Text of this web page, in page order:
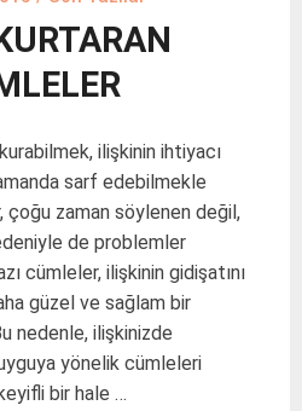
ilişkinin ihtiyacı
sarf edebilmekle
çoğu zaman söylenen değil,
de problemler
cümleler, ilişkinin gidişatını
güzel ve sağlam bir
nedenle, ilişkinizde
yönelik cümleleri
bir hale …